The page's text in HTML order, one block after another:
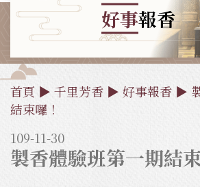
好事報香
首頁 ▶ 千里芳香 ▶ 好事報香 ▶
結束囉！
109-11-30
製香體驗班第一期結